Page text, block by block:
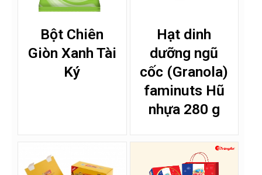
Bột Chiên
Giòn Xanh Tài
Ký
Hạt dinh
dưỡng ngũ
cốc (Granola)
faminuts Hũ
nhựa 280 g